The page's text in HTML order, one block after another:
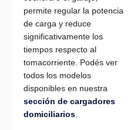
permite regular la potencia
de carga y reduce
significativamente los
tiempos respecto al
tomacorriente. Podés ver
todos los modelos
disponibles en nuestra
sección de cargadores
domiciliarios